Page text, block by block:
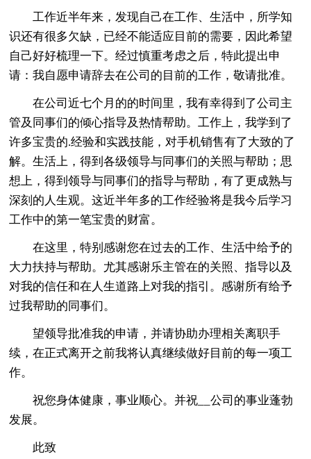
工作近半年来，发现自己在工作、生活中，所学知
识还有很多欠缺，已经不能适应目前的需要，因此希望
自己好好梳理一下。经过慎重考虑之后，特此提出申
请：我自愿申请辞去在公司的目前的工作，敬请批准。
在公司近七个月的的时间里，我有幸得到了公司主
管及同事们的倾心指导及热情帮助。工作上，我学到了
许多宝贵的.经验和实践技能，对手机销售有了大致的了
解。生活上，得到各级领导与同事们的关照与帮助；思
想上，得到领导与同事们的指导与帮助，有了更成熟与
深刻的人生观。这近半年多的工作经验将是我今后学习
工作中的第一笔宝贵的财富。
在这里，特别感谢您在过去的工作、生活中给予的
大力扶持与帮助。尤其感谢乐主管在的关照、指导以及
对我的信任和在人生道路上对我的指引。感谢所有给予
过我帮助的同事们。
望领导批准我的申请，并请协助办理相关离职手
续，在正式离开之前我将认真继续做好目前的每一项工
作。
祝您身体健康，事业顺心。并祝__公司的事业蓬勃
发展。
此致